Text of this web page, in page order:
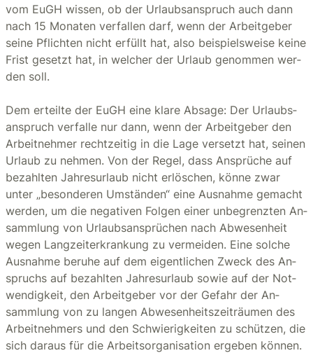
vom EuGH wis­sen, ob der Ur­laubs­an­spruch auch dann
nach 15 Mo­na­ten ver­fal­len darf, wenn der Ar­beit­ge­ber
seine Pflich­ten nicht er­füllt hat, also bei­spiels­wei­se keine
Frist ge­setzt hat, in wel­cher der Ur­laub ge­nom­men wer­
den soll.
Dem er­teil­te der EuGH eine klare Ab­sa­ge: Der Ur­laubs­
an­spruch ver­fal­le nur dann, wenn der Ar­beit­ge­ber den
Ar­beit­neh­mer recht­zei­tig in die Lage ver­setzt hat, sei­nen
Ur­laub zu neh­men. Von der Regel, dass An­sprü­che auf
be­zahl­ten Jah­res­ur­laub nicht er­lö­schen, könne zwar
unter „be­son­de­ren Um­stän­den“ eine Aus­nah­me ge­macht
wer­den, um die ne­ga­ti­ven Fol­gen einer un­be­grenz­ten An­
samm­lung von Ur­laubs­an­sprü­chen nach Ab­we­sen­heit
wegen Lang­zeit­er­kran­kung zu ver­mei­den. Eine sol­che
Aus­nah­me be­ru­he auf dem ei­gent­li­chen Zweck des An­
spruchs auf be­zahl­ten Jah­res­ur­laub sowie auf der Not­
wen­dig­keit, den Ar­beit­ge­ber vor der Ge­fahr der An­
samm­lung von zu lan­gen Ab­we­sen­heits­zeit­räu­men des
Ar­beit­neh­mers und den Schwie­rig­kei­ten zu schüt­zen, die
sich dar­aus für die Ar­beits­or­ga­ni­sa­ti­on er­ge­ben kön­nen.